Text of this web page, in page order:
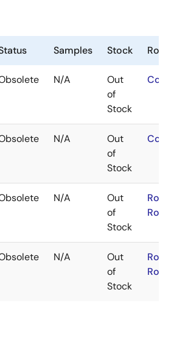
Samples Stock RoHS
N/A
Out
of
Stock
N/A
Out
of
Stock
N/A
Out
of
Stock
N/A
Out
of
Stock